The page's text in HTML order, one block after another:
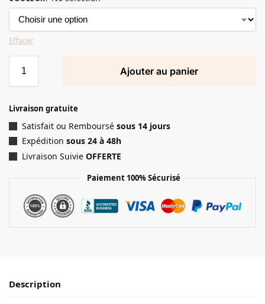
Effacer
Ajouter au panier
Livraison gratuite
Satisfait ou Remboursé sous 14 jours
Expédition sous 24 à 48h
Livraison Suivie OFFERTE
Paiement 100% Sécurisé
Description